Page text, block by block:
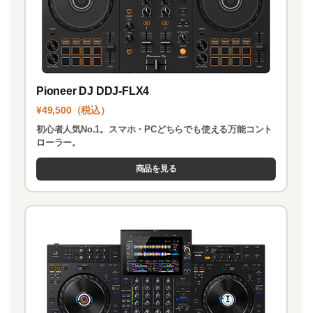
Pioneer DJ DDJ-FLX4
¥49,500（税込）
初心者人気No.1。スマホ・PCどちらでも使える万能コント
ローラー。
商品を見る